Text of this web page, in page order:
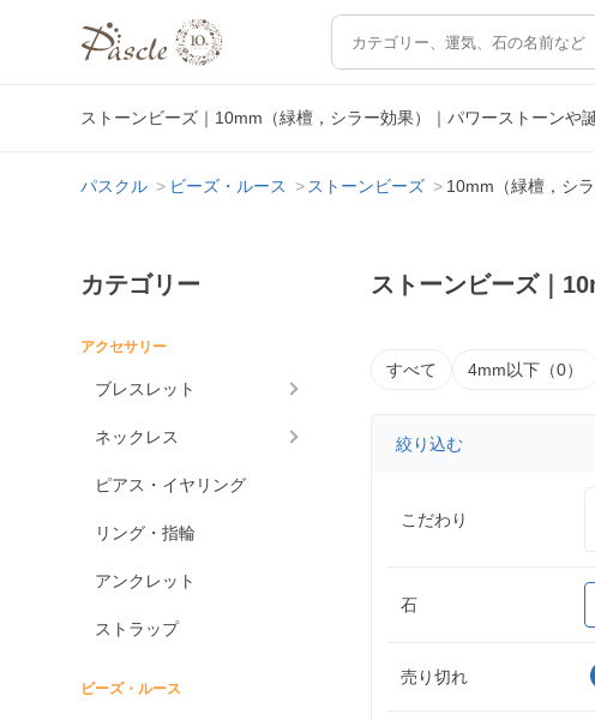
ストーンビーズ｜10mm（緑檀，シラー効果）｜パワーストーンや
パスクル ビーズ・ルース ストーンビーズ 10mm（緑檀，シラ
カテゴリー
アクセサリー
ブレスレット
ネックレス
ピアス・イヤリング
リング・指輪
アンクレット
ストラップ
ビーズ・ルース
ストーンビーズ｜
すべて 4mm以下（0）
絞り込む
こだわり
石
売り切れ